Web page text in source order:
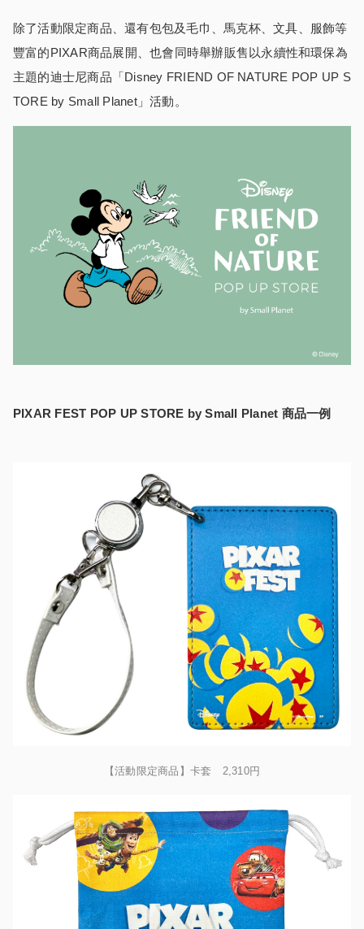
除了活動限定商品、還有包包及毛巾、馬克杯、文具、服飾等
豐富的PIXAR商品展開、也會同時舉辦販售以永續性和環保為
主題的迪士尼商品「Disney FRIEND OF NATURE POP UP S
TORE by Small Planet」活動。
PIXAR FEST POP UP STORE by Small Planet 商品一例
【活動限定商品】卡套 2,310円